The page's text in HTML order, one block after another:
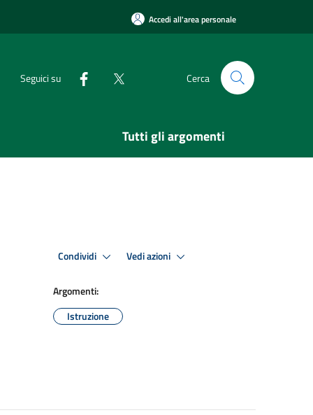
Accedi all'area personale
Seguici su Cerca
Tutti gli argomenti
Condividi Vedi azioni
Argomenti:
Istruzione